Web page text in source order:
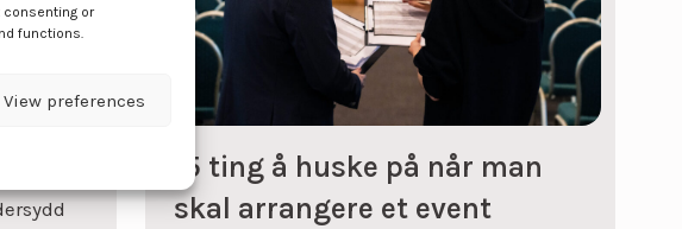
consenting or
functions.
View preferences
15 ting å huske på når man
skal arrangere et event